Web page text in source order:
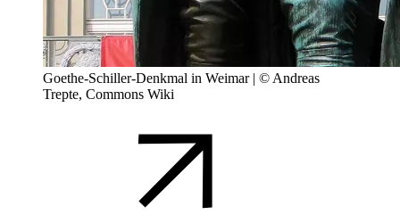
Goethe-Schiller-Denkmal in Weimar | © Andreas
Trepte, Commons Wiki